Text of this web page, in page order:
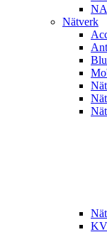
Nätverk